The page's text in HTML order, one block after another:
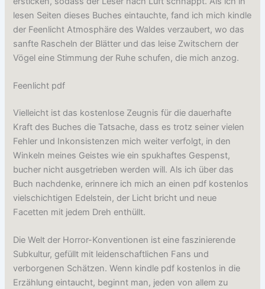
lesen Seiten dieses Buches eintauchte, fand ich mich kindle
der Feenlicht Atmosphäre des Waldes verzaubert, wo das
sanfte Rascheln der Blätter und das leise Zwitschern der
Vögel eine Stimmung der Ruhe schufen, die mich anzog.
Feenlicht pdf
Vielleicht ist das kostenlose Zeugnis für die dauerhafte
Kraft des Buches die Tatsache, dass es trotz seiner vielen
Fehler und Inkonsistenzen mich weiter verfolgt, in den
Winkeln meines Geistes wie ein spukhaftes Gespenst,
bucher nicht ausgetrieben werden will. Als ich über das
Buch nachdenke, erinnere ich mich an einen pdf kostenlos
vielschichtigen Edelstein, der Licht bricht und neue
Facetten mit jedem Dreh enthüllt.
Die Welt der Horror-Konventionen ist eine faszinierende
Subkultur, gefüllt mit leidenschaftlichen Fans und
verborgenen Schätzen. Wenn kindle pdf kostenlos in die
Erzählung eintaucht, beginnt man, jeden von allem zu